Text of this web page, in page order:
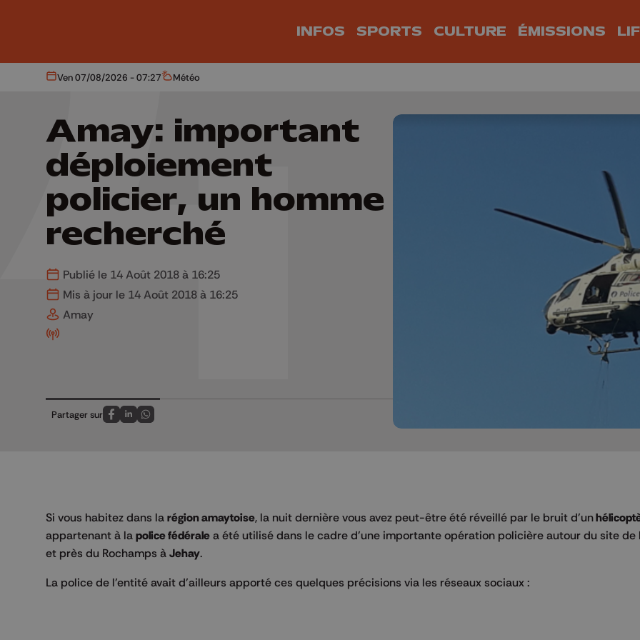
INFOS SPORTS CULTURE ÉMISSIONS
Aujourd'hui
Ven 07/08/2026 - 07:27 Météo
Météo
Amay: important
déploiement
policier, un homme
recherché
Publié le 14 Août 2018 à 16:25
Mis à jour le 14 Août 2018 à 16:25
Amay
Partager sur
Partagez sur FaceBook
Partagez sur LinkedIn
Partagez sur Whatsapp
Si vous habitez dans la région amaytoise, la nuit dernière vous avez peut-être été réveillé par le bruit d'un
appartenant à la police fédérale a été utilisé dans le cadre d'une importante opération policière autour du site de
et près du Rochamps à Jehay.
La police de l'entité avait d'ailleurs apporté ces quelques précisions via les réseaux sociaux :